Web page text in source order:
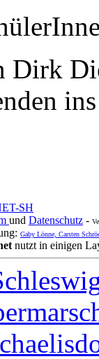
Dirk
SH
und Datenschutz -
Gaby Lönne, Carsten
nutzt in einigen